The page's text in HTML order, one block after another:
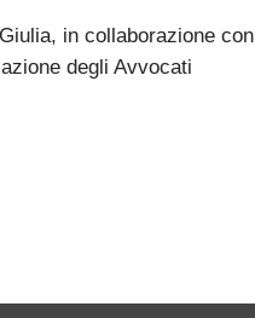
in collaborazione con
degli Avvocati